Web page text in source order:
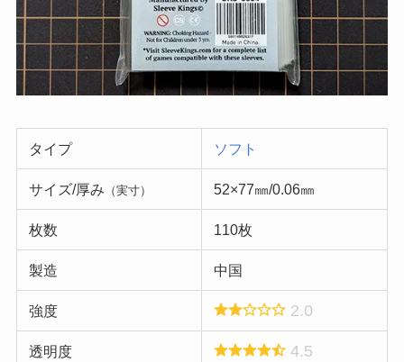
タイプ ソフト
サイズ/厚み （実寸） 52×77㎜/0.06㎜
枚数 110枚
製造 中国
強度 2.0
透明度 4.5